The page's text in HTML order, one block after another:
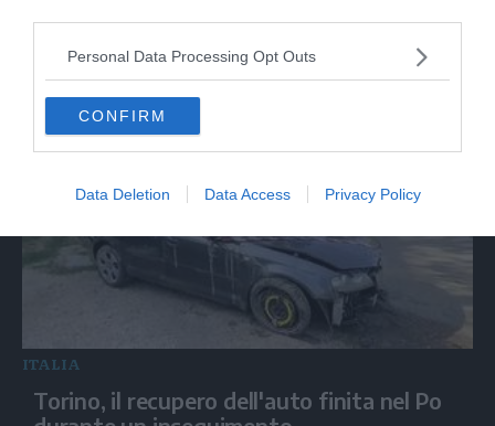
Personal Data Processing Opt Outs
CONFIRM
Data Deletion Data Access Privacy Policy
ITALIA
Delmastro, la Camera nega alla Procura
l'acquisizione delle chat
ITALIA
Torino, il recupero dell'auto finita nel Po